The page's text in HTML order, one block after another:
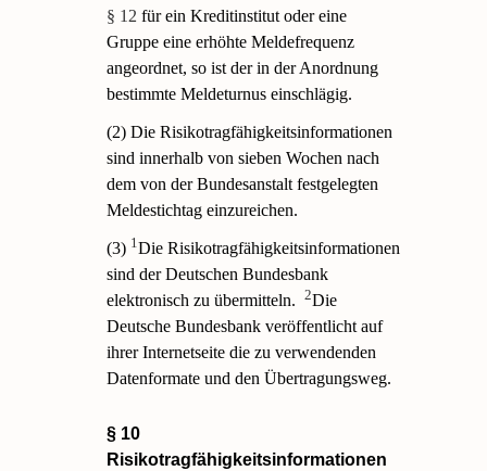
§ 12 für ein Kreditinstitut oder eine
Gruppe eine erhöhte Meldefrequenz
angeordnet, so ist der in der Anordnung
bestimmte Meldeturnus einschlägig.
(2) Die Risikotragfähigkeitsinformationen
sind innerhalb von sieben Wochen nach
dem von der Bundesanstalt festgelegten
Meldestichtag einzureichen.
(3) 1Die Risikotragfähigkeitsinformationen
sind der Deutschen Bundesbank
elektronisch zu übermitteln.
2Die
Deutsche Bundesbank veröffentlicht auf
ihrer Internetseite die zu verwendenden
Datenformate und den Übertragungsweg.
§ 10
Risikotragfähigkeitsinformationen